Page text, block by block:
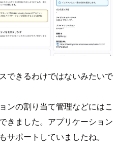
できるわけではないみたいで
ンの割り当て管理などにはこ
きました。アプリケーション
サポートしていましたね。